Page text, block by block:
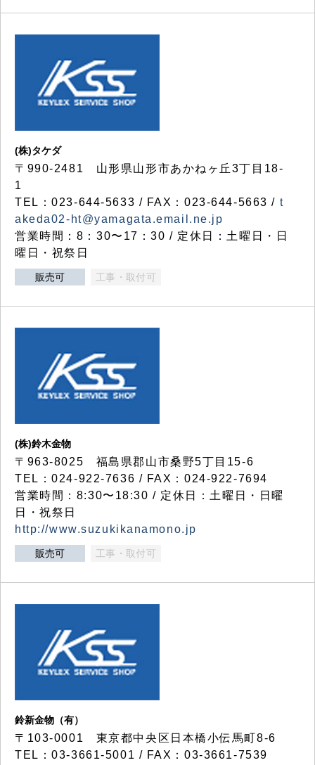
(株)タケダ
〒990-2481 山形県山形市あかねヶ丘3丁目18-
1
TEL：023-644-5633 / FAX：023-644-5663 / t
akeda02-ht@yamagata.email.ne.jp
営業時間：8：30〜17：30 / 定休日：土曜日・日
曜日・祝祭日
販売可 工事・取付可
(株)鈴木金物
〒963-8025 福島県郡山市桑野5丁目15-6
TEL：024-922-7636 / FAX：024-922-7694
営業時間：8:30〜18:30 / 定休日：土曜日・日曜
日・祝祭日
http://www.suzukikanamono.jp
販売可 工事・取付可
鈴新金物（有）
〒103-0001 東京都中央区日本橋小伝馬町8-6
TEL：03-3661-5001 / FAX：03-3661-7539